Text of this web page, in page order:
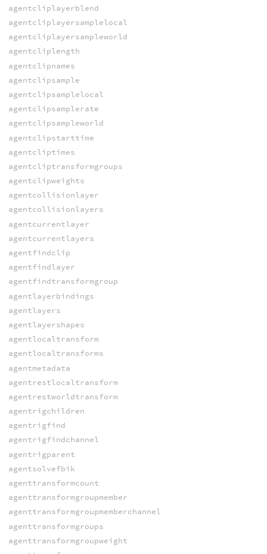
agentcliplayerblend
agentcliplayersamplelocal
agentcliplayersampleworld
agentcliplength
agentclipnames
agentclipsample
agentclipsamplelocal
agentclipsamplerate
agentclipsampleworld
agentclipstarttime
agentcliptimes
agentcliptransformgroups
agentclipweights
agentcollisionlayer
agentcollisionlayers
agentcurrentlayer
agentcurrentlayers
agentfindclip
agentfindlayer
agentfindtransformgroup
agentlayerbindings
agentlayers
agentlayershapes
agentlocaltransform
agentlocaltransforms
agentmetadata
agentrestlocaltransform
agentrestworldtransform
agentrigchildren
agentrigfind
agentrigfindchannel
agentrigparent
agentsolvefbik
agenttransformcount
agenttransformgroupmember
agenttransformgroupmemberchannel
agenttransformgroups
agenttransformgroupweight